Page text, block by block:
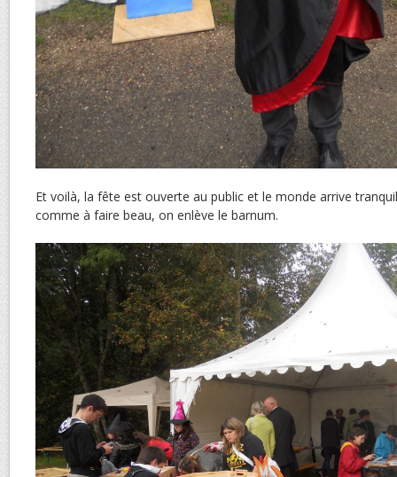
Et voilà, la fête est ouverte au public et le monde arrive
comme à faire beau, on enlève le barnum.